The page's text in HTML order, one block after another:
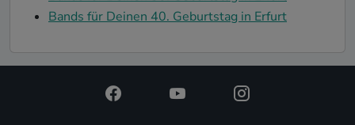
Bands für Deinen 40. Geburtstag in Erfurt